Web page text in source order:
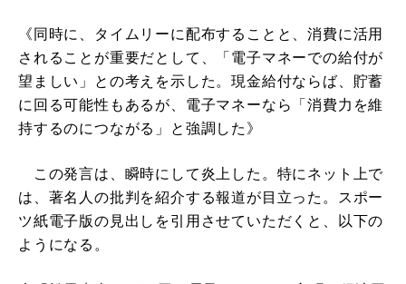
《同時に、タイムリーに配布することと、消費に活用
されることが重要だとして、「電子マネーでの給付が
望ましい」との考えを示した。現金給付ならば、貯蓄
に回る可能性もあるが、電子マネーなら「消費力を維
持するのにつながる」と強調した》
この発言は、瞬時にして炎上した。特にネット上で
は、著名人の批判を紹介する報道が目立った。スポー
ツ紙電子版の見出しを引用させていただくと、以下の
ようになる。